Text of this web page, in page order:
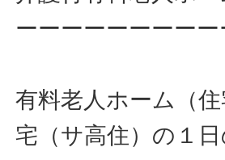
ーーーーーーーー
有料老人ホーム（
宅（サ高住）の１